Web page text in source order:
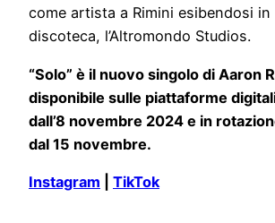
come artista a Rimini esibendosi in
discoteca, l’Altromondo Studios.
“Solo” è il nuovo singolo di Aaron
disponibile sulle piattaforme
dall’8 novembre 2024 e in
dal 15 novembre.
Instagram TikTok